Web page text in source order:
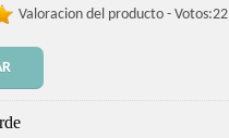
Valoracion del producto - Votos:22